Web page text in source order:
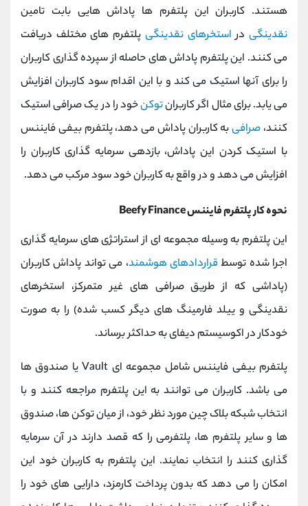
هستند. کاربران این پلتفرم ها پاداش هایی بابت تامین
نقدینگیدراستخرهای نقدینگی پلتفرم های مختلف دریافت
می کنند. این پلتفرم پاداش های حاصله از سپرده گذاری کاربران
را برای آنها استیک می کند و با این اقدام سود کاربران افزایش
می یابد. برای مثال اگر کاربرانتوکنخود را در یک صرافی استیک
کنند، صرافیبه کاربران پاداش می دهد، پلتفرم بیفی فایننس
با استیک کردن این پاداش، بازدهی سرمایه گذاری کاربران را
افزایش می دهد و در واقع به کاربران خود سود مرکب می دهد.
نحوه کار پلتفرم فایننس Beefy Finance
این پلتفرم به وسیله مجموعه ای از استراتژی های سرمایه گذاری
اجرا شده توسطقراردادهای هوشمند، می تواند پاداش کاربران
(پاداشی که از طریق صرافی های غیر متمرکز، استخرهای
نقدینگی و ییلد فارمینگ های دیگر کسب شده) را به صورت
خودکار در اکوسیستم دیفای به حداکثر برساند.
پلتفرم بیفی فایننس شامل مجموعه ای Vault یا صندوق ها
می باشد. کاربران می توانند به این پلتفرم مراجعه کنند و با
انتخاب شبکه بلاک چین مورد نظر خود، از میان توکن ها، صندوق
ها و سایر پلتفرم ها، پلتفرمی را که قصد دارند در آن سرمایه
گذاری کنند را انتخاب نمایند. این پلتفرم به کاربران خود این
امکان را می دهد که بدون پرداخت کارمزد، دارایی های خود را